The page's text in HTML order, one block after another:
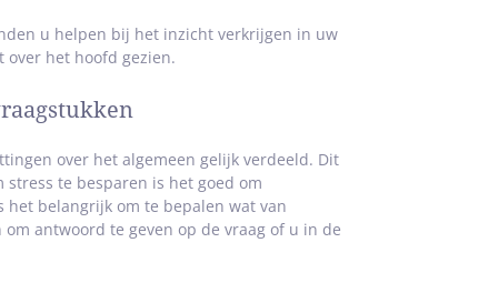
u helpen bij het inzicht verkrijgen in uw
over het hoofd gezien.
over het algemeen gelijk verdeeld. Dit
stress te besparen is het goed om
belangrijk om te bepalen wat van
antwoord te geven op de vraag of u in de